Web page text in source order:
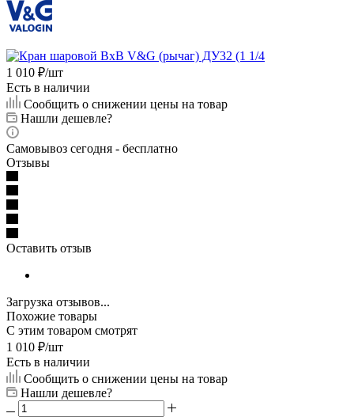
1 010 ₽/шт
Есть в наличии
Сообщить о снижении цены на товар
Нашли дешевле?
Самовывоз сегодня - бесплатно
Отзывы
Оставить отзыв
Загрузка отзывов...
Похожие товары
С этим товаром смотрят
1 010 ₽/шт
Есть в наличии
Сообщить о снижении цены на товар
Нашли дешевле?